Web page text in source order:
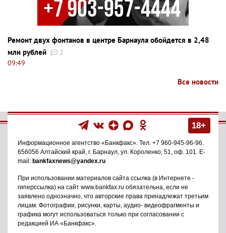
Ремонт двух фонтанов в центре Барнаула обойдется в 2,48
млн рублей
2
09:49
Все новости
18+
Информационное агентство «Банкфакс». Тел. +7 960-945-96-96.
656056 Алтайский край, г. Барнаул, ул. Короленко, 51, оф. 101. E-
mail: bankfaxnews@yandex.ru
При использовании материалов сайта ссылка (в Интернете -
гиперссылка) на сайт www.bankfax.ru обязательна, если не
заявлено однозначно, что авторские права принадлежат третьим
лицам. Фотографии, рисунки, карты, аудио- видеофрагменты и
графика могут использоваться только при согласовании с
редакцией ИА «Банкфакс».